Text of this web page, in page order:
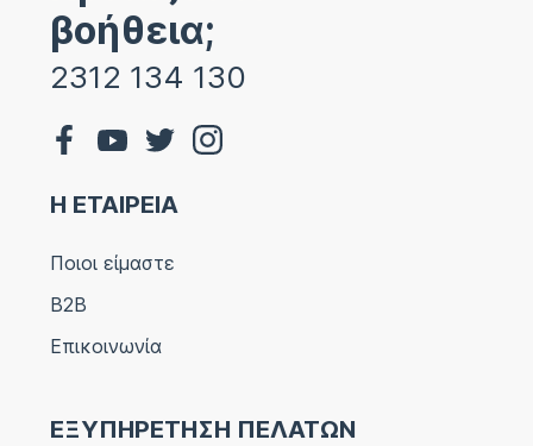
βοήθεια;
2312 134 130
Η ΕΤΑΙΡΕΙΑ
Ποιοι είμαστε
B2B
Επικοινωνία
ΕΞΥΠΗΡΕΤΗΣΗ ΠΕΛΑΤΩΝ